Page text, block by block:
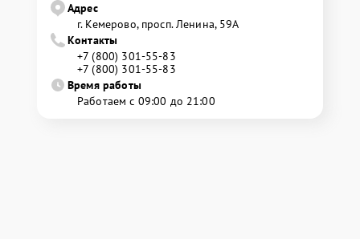
Адрес
г. Кемерово, просп. Ленина, 59А
Контакты
+7 (800) 301-55-83
+7 (800) 301-55-83
Время работы
Работаем с 09:00 до 21:00